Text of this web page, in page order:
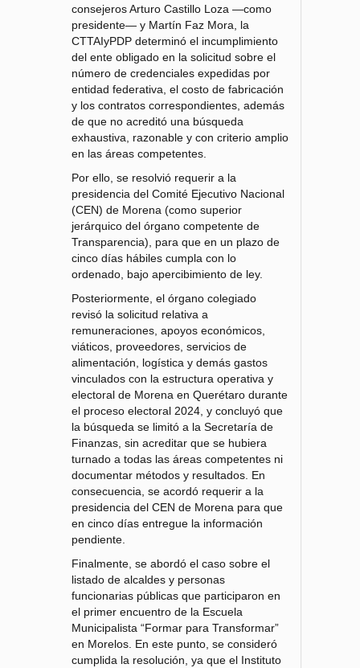
consejeros Arturo Castillo Loza —como
presidente— y Martín Faz Mora, la
CTTAIyPDP determinó el incumplimiento
del ente obligado en la solicitud sobre el
número de credenciales expedidas por
entidad federativa, el costo de fabricación
y los contratos correspondientes, además
de que no acreditó una búsqueda
exhaustiva, razonable y con criterio amplio
en las áreas competentes.
Por ello, se resolvió requerir a la
presidencia del Comité Ejecutivo Nacional
(CEN) de Morena (como superior
jerárquico del órgano competente de
Transparencia), para que en un plazo de
cinco días hábiles cumpla con lo
ordenado, bajo apercibimiento de ley.
Posteriormente, el órgano colegiado
revisó la solicitud relativa a
remuneraciones, apoyos económicos,
viáticos, proveedores, servicios de
alimentación, logística y demás gastos
vinculados con la estructura operativa y
electoral de Morena en Querétaro durante
el proceso electoral 2024, y concluyó que
la búsqueda se limitó a la Secretaría de
Finanzas, sin acreditar que se hubiera
turnado a todas las áreas competentes ni
documentar métodos y resultados. En
consecuencia, se acordó requerir a la
presidencia del CEN de Morena para que
en cinco días entregue la información
pendiente.
Finalmente, se abordó el caso sobre el
listado de alcaldes y personas
funcionarias públicas que participaron en
el primer encuentro de la Escuela
Municipalista “Formar para Transformar”
en Morelos. En este punto, se consideró
cumplida la resolución, ya que el Instituto